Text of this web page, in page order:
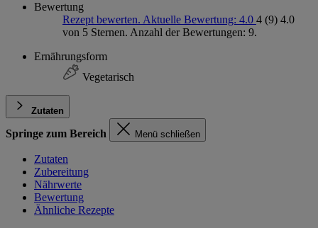
Bewertung
Rezept bewerten. Aktuelle Bewertung: 4.0 4 (9) 4.0
von 5 Sternen. Anzahl der Bewertungen: 9.
Ernährungsform
Vegetarisch
Zutaten
Springe zum Bereich Menü schließen
Zutaten
Zubereitung
Nährwerte
Bewertung
Ähnliche Rezepte